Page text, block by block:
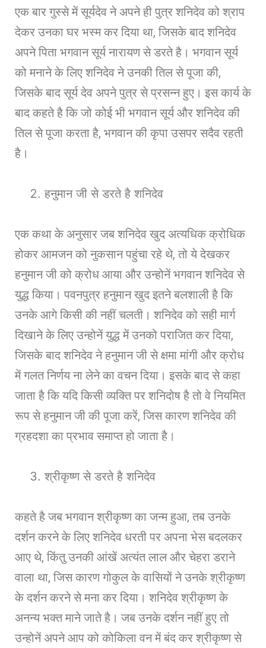
एक बार गुस्से में सूर्यदेव ने अपने ही पुत्र शनिदेव को श्राप
देकर उनका घर भस्म कर दिया था, जिसके बाद शनिदेव
अपने पिता भगवान सूर्य नारायण से डरते है। भगवान सूर्य
को मनाने के लिए शनिदेव ने उनकी तिल से पूजा की,
जिसके बाद सूर्य देव अपने पुत्र से प्रसन्न हुए। इस कार्य के
बाद कहते है कि जो कोई भी भगवान सूर्य और शनिदेव की
तिल से पूजा करता है, भगवान की कृपा उसपर सदैव रहती
है।
हनुमान जी से डरते है शनिदेव
एक कथा के अनुसार जब शनिदेव खुद अत्यधिक क्रोधिक
होकर आमजन को नुकसान पहुंचा रहे थे, तो ये देखकर
हनुमान जी को क्रोध आया और उन्होनें भगवान शनिदेव से
युद्ध किया। पवनपुत्र हनुमान खुद इतने बलशाली है कि
उनके आगे किसी की नहीं चलती। शनिदेव को सही मार्ग
दिखाने के लिए उन्होनें युद्ध में उनको पराजित कर दिया,
जिसके बाद शनिदेव ने हनुमान जी से क्षमा मांगी और क्रोध
में गलत निर्णय ना लेने का वचन दिया। इसके बाद से कहा
जाता है कि यदि किसी व्यक्ति पर शनिदोष है तो वे नियमित
रूप से हनुमान जी की पूजा करें, जिस कारण शनिदेव की
ग्रहदशा का प्रभाव समाप्त हो जाता है।
श्रीकृष्ण से डरते है शनिदेव
कहते है जब भगवान श्रीकृष्ण का जन्म हुआ, तब उनके
दर्शन करने के लिए शनिदेव धरती पर अपना भेस बदलकर
आए थे, किंतु उनकी आंखें अत्यंत लाल और चेहरा डराने
वाला था, जिस कारण गोकुल के वासियों ने उनके श्रीकृष्ण
के दर्शन करने से मना कर दिया। शनिदेव श्रीकृष्ण के
अनन्य भक्त माने जाते है। जब उनके दर्शन नहीं हुए तो
उन्होनें अपने आप को कोकिला वन में बंद कर श्रीकृष्ण से